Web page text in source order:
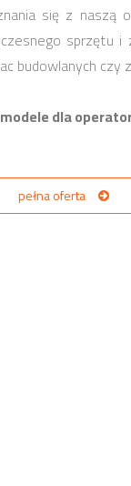
się z naszą
sprzętu i
budowlanych czy
dla
pełna oferta